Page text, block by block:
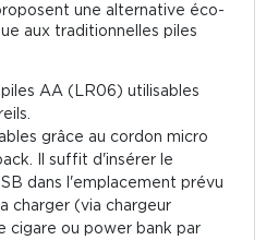
une alternative éco-
aux traditionnelles piles
AA (LR06) utilisables
grâce au cordon micro
Il suffit d'insérer le
dans l'emplacement prévu
charger (via chargeur
cigare ou power bank par